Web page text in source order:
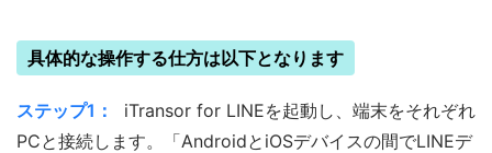
具体的な操作する仕方は以下となります
ステップ1：
iTransor for LINEを起動し、端末をそれぞれ
PCと接続します。「AndroidとiOSデバイスの間でLINEデ